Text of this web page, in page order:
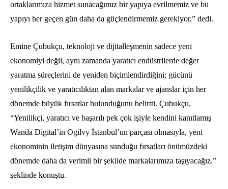
ortaklarımıza hizmet sunacağımız bir yapıya evrilmemiz ve bu
yapıyı her geçen gün daha da güçlendirmemiz gerekiyor,” dedi.
Emine Çubukçu, teknoloji ve dijitalleşmenin sadece yeni
ekonomiyi değil, aynı zamanda yaratıcı endüstrilerde değer
yaratma süreçlerini de yeniden biçimlendirdiğini; gücünü
yenilikçilik ve yaratıcılıktan alan markalar ve ajanslar için her
dönemde büyük fırsatlar bulunduğunu belirtti. Çubukçu,
“Yenilikçi, yaratıcı ve başarılı pek çok işiyle kendini kanıtlamış
Wanda Digital’in Ogilvy İstanbul’un parçası olmasıyla, yeni
ekonominin iletişim dünyasına sunduğu fırsatları önümüzdeki
dönemde daha da verimli bir şekilde markalarımıza taşıyacağız.”
şeklinde konuştu.